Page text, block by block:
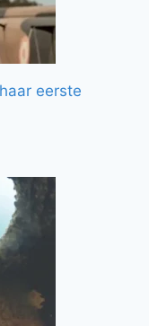
eerste